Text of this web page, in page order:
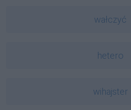
wałczyć
hetero
wihajster